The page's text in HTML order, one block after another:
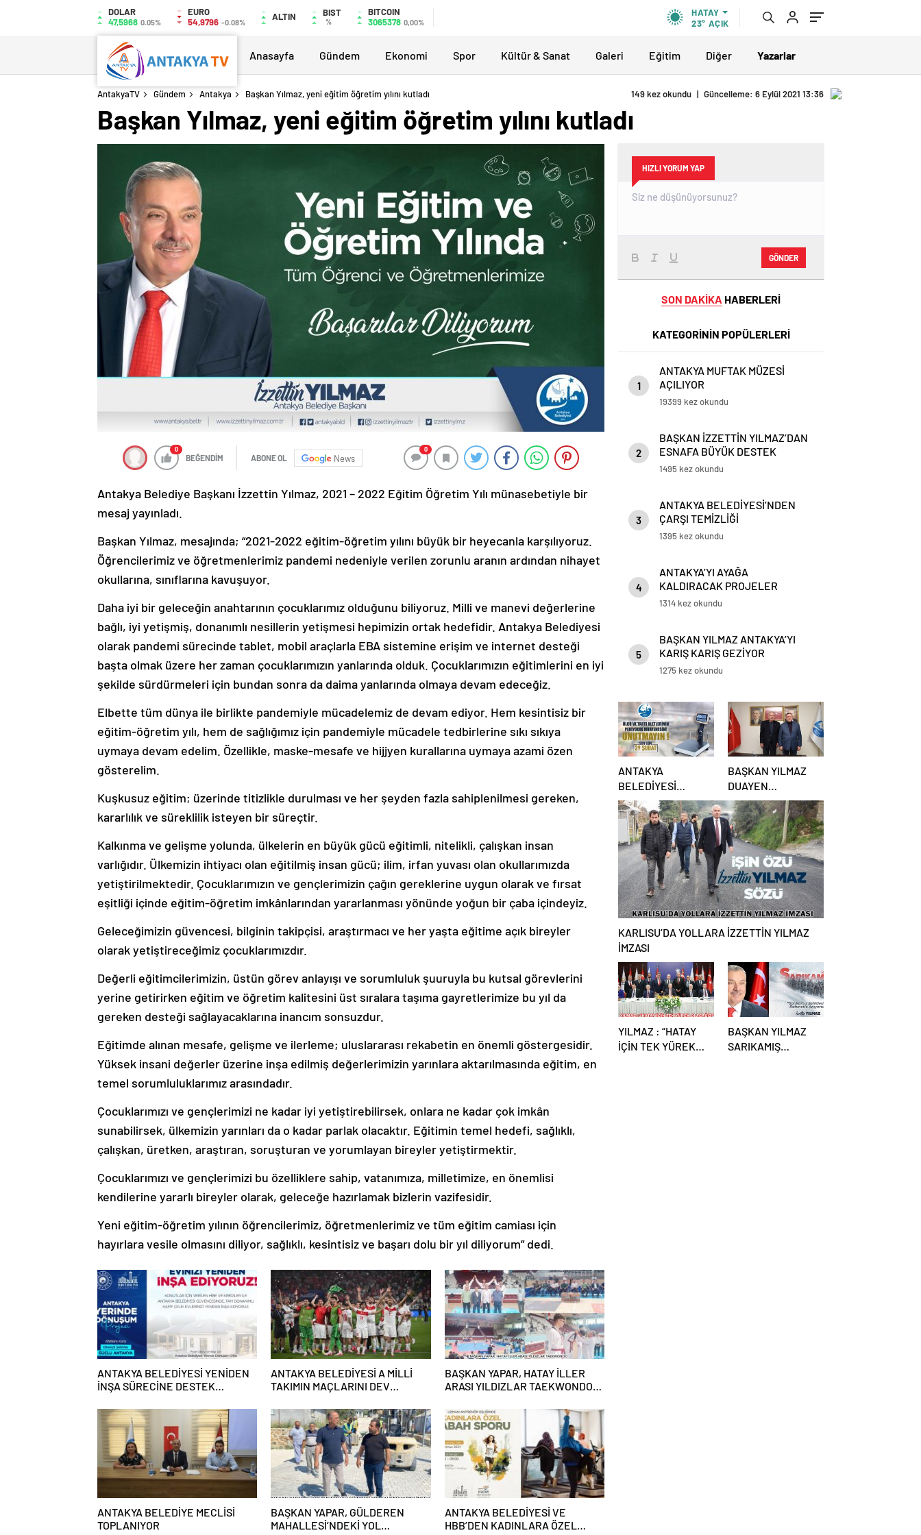
DOLAR
47,5968 0.05%
EURO
54,9796 -0.08% ALTIN BIST
%
BITCOIN
3065378 0,00%
HATAY
23° AÇIK
Anasayfa Gündem Ekonomi Spor Kültür & Sanat Galeri Eğitim Diğer Yazarlar
AntakyaTV Gündem Antakya Başkan Yılmaz, yeni eğitim öğretim yılını kutladı 149 kez okundu | Güncelleme: 6 Eylül 2021 13:36
Başkan Yılmaz, yeni eğitim öğretim yılını kutladı
0
BEĞENDİM ABONE OL News
0
Antakya Belediye Başkanı İzzettin Yılmaz, 2021 – 2022 Eğitim Öğretim Yılı münasebetiyle bir
mesaj yayınladı.
Başkan Yılmaz, mesajında; “2021-2022 eğitim-öğretim yılını büyük bir heyecanla karşılıyoruz.
Öğrencilerimiz ve öğretmenlerimiz pandemi nedeniyle verilen zorunlu aranın ardından nihayet
okullarına, sınıflarına kavuşuyor.
Daha iyi bir geleceğin anahtarının çocuklarımız olduğunu biliyoruz. Milli ve manevi değerlerine
bağlı, iyi yetişmiş, donanımlı nesillerin yetişmesi hepimizin ortak hedefidir. Antakya Belediyesi
olarak pandemi sürecinde tablet, mobil araçlarla EBA sistemine erişim ve internet desteği
başta olmak üzere her zaman çocuklarımızın yanlarında olduk. Çocuklarımızın eğitimlerini en iyi
şekilde sürdürmeleri için bundan sonra da daima yanlarında olmaya devam edeceğiz.
Elbette tüm dünya ile birlikte pandemiyle mücadelemiz de devam ediyor. Hem kesintisiz bir
eğitim-öğretim yılı, hem de sağlığımız için pandemiyle mücadele tedbirlerine sıkı sıkıya
uymaya devam edelim. Özellikle, maske-mesafe ve hijjyen kurallarına uymaya azami özen
gösterelim.
Kuşkusuz eğitim; üzerinde titizlikle durulması ve her şeyden fazla sahiplenilmesi gereken,
kararlılık ve süreklilik isteyen bir süreçtir.
Kalkınma ve gelişme yolunda, ülkelerin en büyük gücü eğitimli, nitelikli, çalışkan insan
varlığıdır. Ülkemizin ihtiyacı olan eğitilmiş insan gücü; ilim, irfan yuvası olan okullarımızda
yetiştirilmektedir. Çocuklarımızın ve gençlerimizin çağın gereklerine uygun olarak ve fırsat
eşitliği içinde eğitim-öğretim imkânlarından yararlanması yönünde yoğun bir çaba içindeyiz.
Geleceğimizin güvencesi, bilginin takipçisi, araştırmacı ve her yaşta eğitime açık bireyler
olarak yetiştireceğimiz çocuklarımızdır.
Değerli eğitimcilerimizin, üstün görev anlayışı ve sorumluluk şuuruyla bu kutsal görevlerini
yerine getirirken eğitim ve öğretim kalitesini üst sıralara taşıma gayretlerimize bu yıl da
gereken desteği sağlayacaklarına inancım sonsuzdur.
Eğitimde alınan mesafe, gelişme ve ilerleme; uluslararası rekabetin en önemli göstergesidir.
Yüksek insani değerler üzerine inşa edilmiş değerlerimizin yarınlara aktarılmasında eğitim, en
temel sorumluluklarımız arasındadır.
Çocuklarımızı ve gençlerimizi ne kadar iyi yetiştirebilirsek, onlara ne kadar çok imkân
sunabilirsek, ülkemizin yarınları da o kadar parlak olacaktır. Eğitimin temel hedefi, sağlıklı,
çalışkan, üretken, araştıran, soruşturan ve yorumlayan bireyler yetiştirmektir.
Çocuklarımızı ve gençlerimizi bu özelliklere sahip, vatanımıza, milletimize, en önemlisi
kendilerine yararlı bireyler olarak, geleceğe hazırlamak bizlerin vazifesidir.
Yeni eğitim-öğretim yılının öğrencilerimiz, öğretmenlerimiz ve tüm eğitim camiası için
hayırlara vesile olmasını diliyor, sağlıklı, kesintisiz ve başarı dolu bir yıl diliyorum” dedi.
ANTAKYA BELEDİYESİ YENİDEN
İNŞA SÜRECİNE DESTEK
ANTAKYA BELEDİYESİ A MİLLİ
TAKIMIN MAÇLARINI DEV
BAŞKAN YAPAR, HATAY İLLER
ARASI YILDIZLAR TAEKWONDO
KATILDI
ANTAKYA BELEDİYE MECLİSİ
TOPLANIYOR
BAŞKAN YAPAR, GÜLDEREN
MAHALLESİ’NDEKİ YOL
ANTAKYA BELEDİYESİ VE
HBB’DEN KADINLARA ÖZEL
HIZLI YORUM YAP
GÖNDER
SON DAKİKA HABERLERİ
KATEGORİNİN POPÜLERLERİ
1
ANTAKYA MUFTAK MÜZESİ
AÇILIYOR
19399 kez okundu
2
BAŞKAN İZZETTİN YILMAZ’DAN
ESNAFA BÜYÜK DESTEK
1495 kez okundu
3
ANTAKYA BELEDİYESİ’NDEN
ÇARŞI TEMİZLİĞİ
1395 kez okundu
4
ANTAKYA’YI AYAĞA
KALDIRACAK PROJELER
KONUŞULDU
1314 kez okundu
5
BAŞKAN YILMAZ ANTAKYA’YI
KARIŞ KARIŞ GEZİYOR
1275 kez okundu
ANTAKYA
BELEDİYESİ
UYARDI: SON GÜN
29 ŞUBAT
BAŞKAN YILMAZ
DUAYEN
GAZETECİLERİ
AĞIRLADI
KARLISU’DA YOLLARA İZZETTİN YILMAZ
İMZASI
YILMAZ : “HATAY
İÇİN TEK YÜREK
BAŞKAN YILMAZ
SARIKAMIŞ